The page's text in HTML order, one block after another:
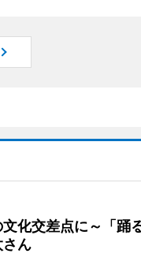
化交差点に～「踊
ん